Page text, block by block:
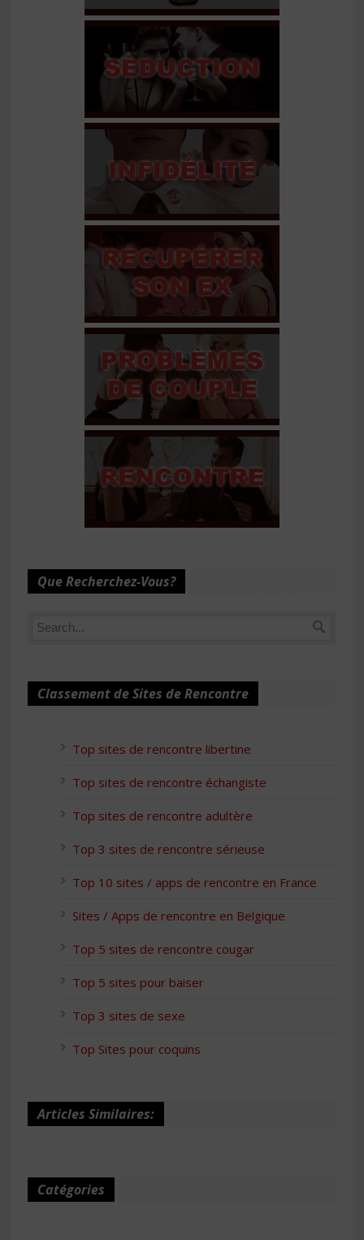
Que Recherchez-Vous?
Classement de Sites de Rencontre
Top sites de rencontre libertine
Top sites de rencontre échangiste
Top sites de rencontre adultère
Top 3 sites de rencontre sérieuse
Top 10 sites / apps de rencontre en France
Sites / Apps de rencontre en Belgique
Top 5 sites de rencontre cougar
Top 5 sites pour baiser
Top 3 sites de sexe
Top Sites pour coquins
Articles Similaires:
Catégories